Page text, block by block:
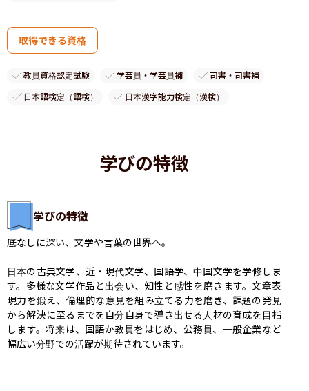
取得できる資格
教員資格認定試験 学芸員・学芸員補
司書・司書補
日本語検定（語検）
日本漢字能力検定（漢検）
学びの特徴
学びの特徴
底なしに深い、文学や言葉の世界へ。
日本の古典文学、近・現代文学、国語学、中国文学を学修しま
す。多様な文学作品と出会い、知性と感性を磨きます。文章表
現力を鍛え、倫理的な意見を組み立てる力を磨き、課題の発見
から解決に至るまでを自分自身で導き出せる人材の育成を目指
します。将来は、国語か教員をはじめ、公務員、一般企業など
幅広い分野での活躍が期待されています。